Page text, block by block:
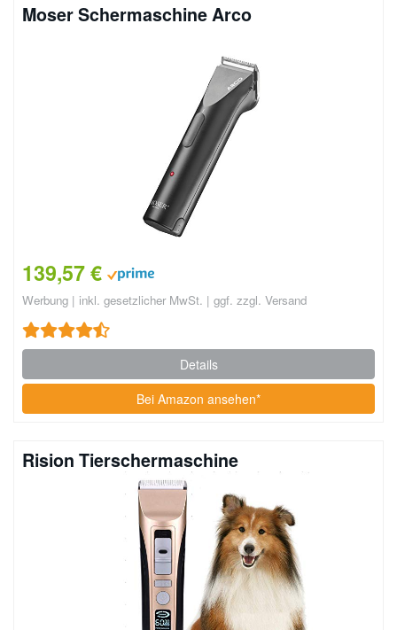
Moser Schermaschine Arco
139,57 €
Werbung | inkl. gesetzlicher MwSt. | ggf. zzgl. Versand
Details
Bei Amazon ansehen*
Rision Tierschermaschine